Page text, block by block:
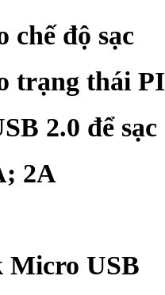
chế độ sạc
trạng thái
2.0 để
2A
Micro USB